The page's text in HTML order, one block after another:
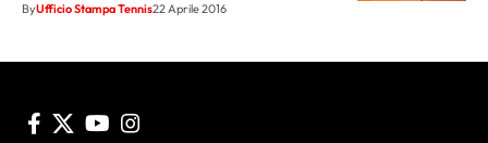
ByUfficio Stampa Tennis22 Aprile 2016